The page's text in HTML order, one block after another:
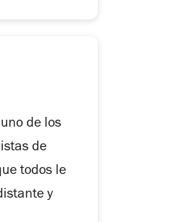
de los
de
todos le
y